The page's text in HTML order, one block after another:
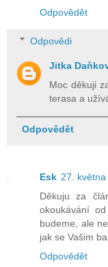
Odpovědět
Odpovědi
Jitka
Moc děkuji
terasa a
Odpovědět
Esk 27.
Děkuju za
okoukávání
budeme, ale
jak se Vašim
Odpovědět